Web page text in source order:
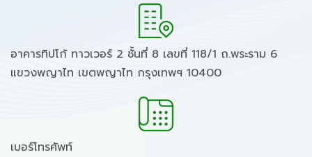
อาคารทิปโก้ ทาวเวอร์ 2 ชั้นที่ 8 เลขที่ 118/1 ถ.พระราม 6
แขวงพญาไท เขตพญาไท กรุงเทพฯ 10400
เบอร์โทรศัพท์